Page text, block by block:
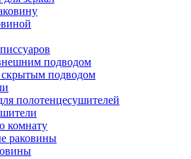
подводом
подводом
полотенцесушителей
комнату
раковины